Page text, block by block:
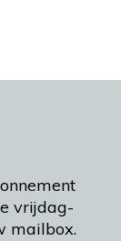
vrijdag-
mailbox.